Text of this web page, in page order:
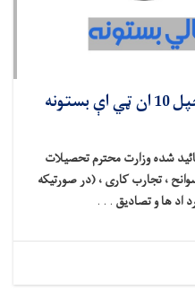
د کور او ښار جوړولو وزارت خپل 10 ان ټي اې بستونه
شده وزارت محترم تحصیلات
، تجارب کاری ، (در صورتیکه
اد ها و تصادیق . . .